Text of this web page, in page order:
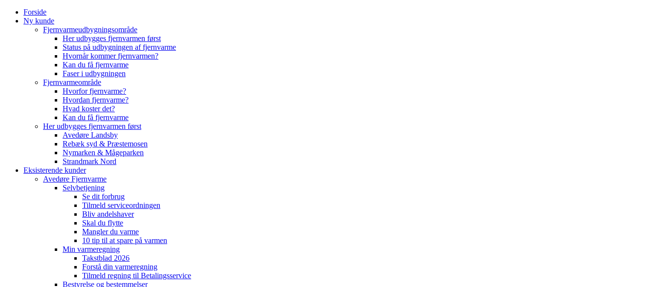
Skip
Forside
Ny kunde
Fjernvarmeudbygningsområde
Her udbygges fjernvarmen først
Status på udbygningen af fjernvarme
Hvornår kommer fjernvarmen?
Kan du få fjernvarme
Faser i udbygningen
Fjernvarmeområde
Hvorfor fjernvarme?
Hvordan fjernvarme?
Hvad koster det?
Kan du få fjernvarme
Her udbygges fjernvarmen først
Avedøre Landsby
Rebæk syd & Præstemosen
Nymarken & Mågeparken
Strandmark Nord
Eksisterende kunder
Avedøre Fjernvarme
Selvbetjening
Se dit forbrug
Tilmeld serviceordningen
Bliv andelshaver
Skal du flytte
Mangler du varme
10 tip til at spare på varmen
Min varmeregning
Takstblad 2026
Forstå din varmeregning
Tilmeld regning til Betalingsservice
Bestyrelse og bestemmelser